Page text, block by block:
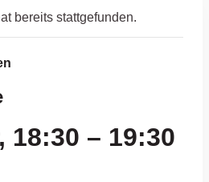
bereits stattgefunden.
18:30 – 19:30